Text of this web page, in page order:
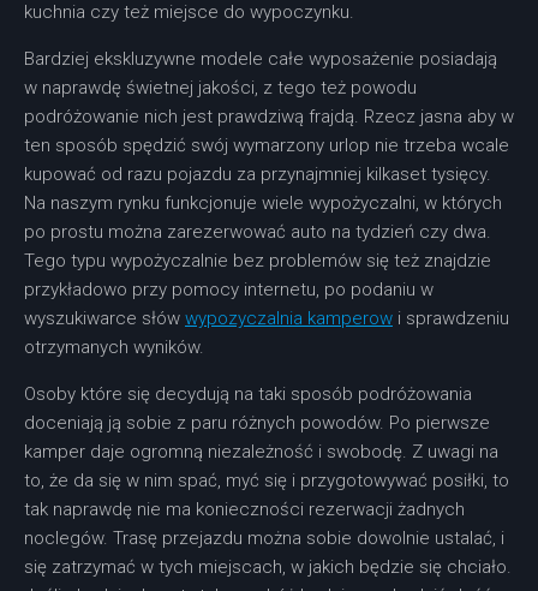
kuchnia czy też miejsce do wypoczynku.
Bardziej ekskluzywne modele całe wyposażenie posiadają
w naprawdę świetnej jakości, z tego też powodu
podróżowanie nich jest prawdziwą frajdą. Rzecz jasna aby w
ten sposób spędzić swój wymarzony urlop nie trzeba wcale
kupować od razu pojazdu za przynajmniej kilkaset tysięcy.
Na naszym rynku funkcjonuje wiele wypożyczalni, w których
po prostu można zarezerwować auto na tydzień czy dwa.
Tego typu wypożyczalnie bez problemów się też znajdzie
przykładowo przy pomocy internetu, po podaniu w
wyszukiwarce słów wypozyczalnia kamperow i sprawdzeniu
otrzymanych wyników.
Osoby które się decydują na taki sposób podróżowania
doceniają ją sobie z paru różnych powodów. Po pierwsze
kamper daje ogromną niezależność i swobodę. Z uwagi na
to, że da się w nim spać, myć się i przygotowywać posiłki, to
tak naprawdę nie ma konieczności rezerwacji żadnych
noclegów. Trasę przejazdu można sobie dowolnie ustalać, i
się zatrzymać w tych miejscach, w jakich będzie się chciało.